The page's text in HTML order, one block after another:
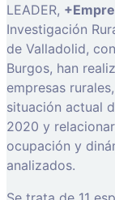
LEADER,
Investigación
de Valladolid,
Burgos, han
empresas
situación actual
2020 y
ocupación y
analizados.